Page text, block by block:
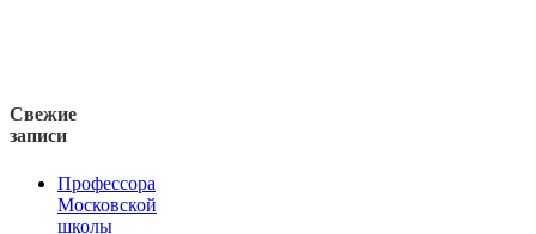
Свежие
записи
Профессора
Московской
школы